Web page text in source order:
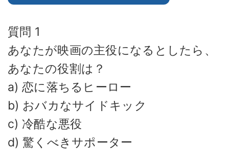
質問 1
あなたが映画の主役になるとしたら、
あなたの役割は？
a) 恋に落ちるヒーロー
b) おバカなサイドキック
c) 冷酷な悪役
d) 驚くべきサポーター